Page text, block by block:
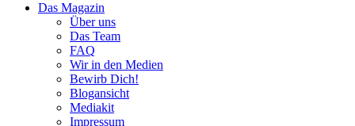
Das Magazin
Über uns
Das Team
FAQ
Wir in den Medien
Bewirb Dich!
Blogansicht
Mediakit
Impressum